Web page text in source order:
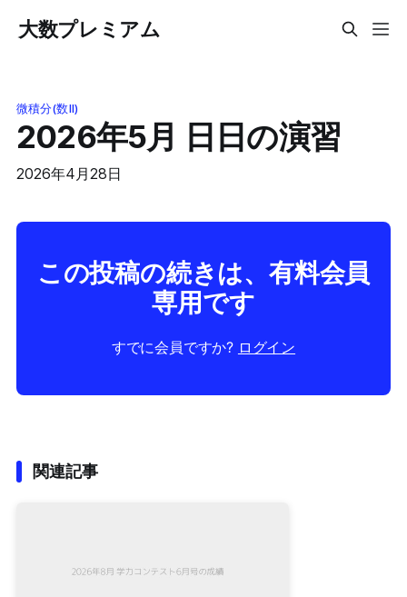
大数プレミアム
微積分(数II)
2026年5月 日日の演習
2026年4月28日
この投稿の続きは、有料会員
専用です
すでに会員ですか? ログイン
関連記事